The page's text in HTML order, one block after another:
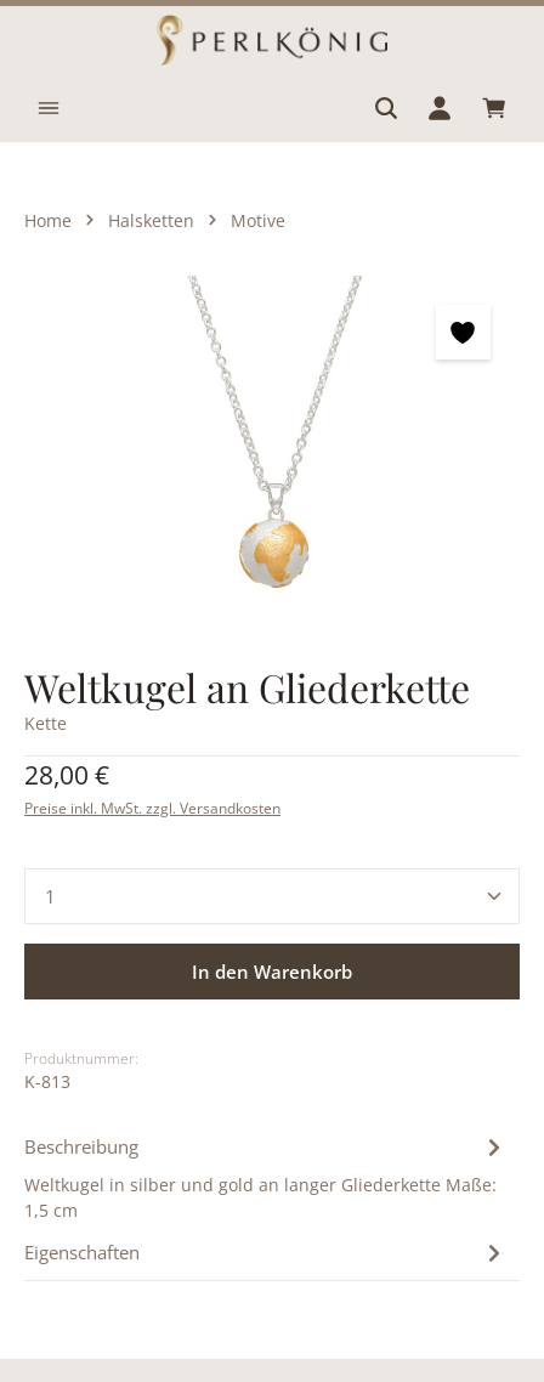
Zum Hauptinhalt springen
Home Halsketten Motive
Bildergalerie überspringen
Weltkugel an Gliederkette
Kette
Regulärer Preis:
28,00 €
Preise inkl. MwSt. zzgl. Versandkosten
Produkt Anzahl: Gib den gewünschten Wert ein
In den Warenkorb
Produktnummer:
K-813
Beschreibung
Weltkugel in silber und gold an langer Gliederkette Maße:
1,5 cm
Eigenschaften